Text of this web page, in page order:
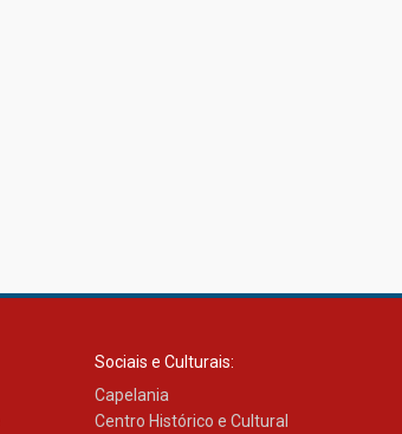
Sociais e Culturais:
Capelania
Centro Histórico e Cultural